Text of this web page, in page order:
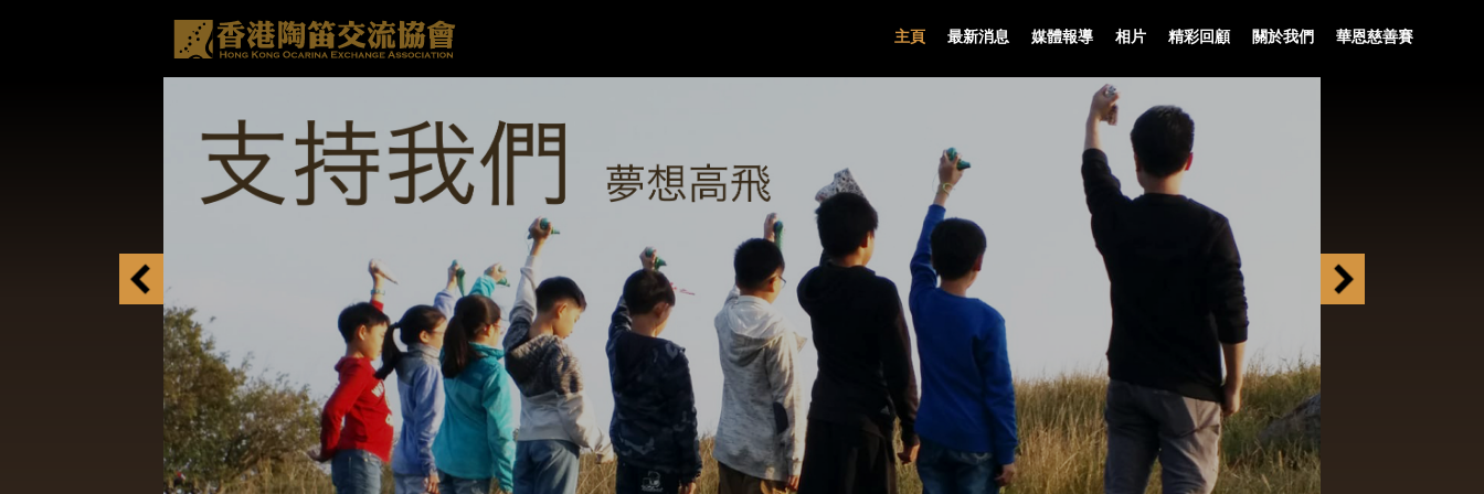
主頁 最新消息 媒體報導 相片 精彩回顧 關於我們 華恩慈善賽